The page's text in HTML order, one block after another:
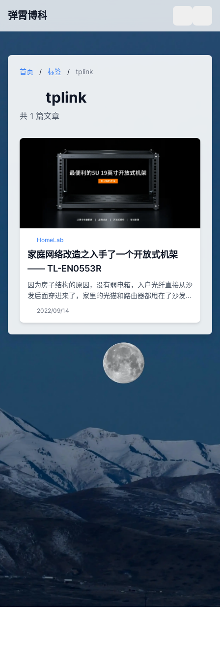
弹霄博科
首页 / 标签 / tplink
tplink
共 1 篇文章
HomeLab
家庭网络改造之入手了一个开放式机架
—— TL-EN0553R
因为房子结构的原因，没有弱电箱，入户光纤直接从沙
发后面穿进来了，家里的光猫和路由器都甩在了沙发旁
入手一个，来改造一下家庭网络这个接入角。 当然，
毫无疑问这是一个开箱大水文。 改造前：俩光猫，一
2022/09/14